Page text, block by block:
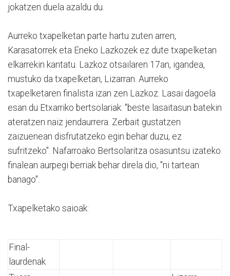
jokatzen duela azaldu du.
Aurreko txapelketan parte hartu zuten arren,
Karasatorrek eta Eneko Lazkozek ez dute txapelketan
elkarrekin kantatu. Lazkoz otsailaren 17an, igandea,
mustuko da txapelketan, Lizarran. Aurreko
txapelketaren finalista izan zen Lazkoz. Lasai dagoela
esan du Etxarriko bertsolariak: "beste lasaitasun batekin
ateratzen naiz jendaurrera. Zerbait gustatzen
zaizuenean disfrutatzeko egin behar duzu, ez
sufritzeko". Nafarroako Bertsolaritza osasuntsu izateko
finalean aurpegi berriak behar direla dio, "ni tartean
banago".
Txapelketako saioak:
Final-
laurdenak